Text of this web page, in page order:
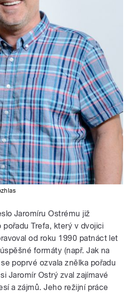
Jaromíru Ostrému již
Trefa, který v dvojici
od roku 1990 patnáct let
formáty (např. Jak na
poprvé ozvala znělka pořadu
Jaromír Ostrý zval zajímavé
a zájmů. Jeho režijní práce